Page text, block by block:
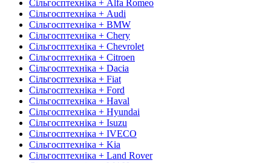
Сільгосптехніка + Alfa Romeo
Сільгосптехніка + Audi
Сільгосптехніка + BMW
Сільгосптехніка + Chery
Сільгосптехніка + Chevrolet
Сільгосптехніка + Citroen
Сільгосптехніка + Dacia
Сільгосптехніка + Fiat
Сільгосптехніка + Ford
Сільгосптехніка + Haval
Сільгосптехніка + Hyundai
Сільгосптехніка + Isuzu
Сільгосптехніка + IVECO
Сільгосптехніка + Kia
Сільгосптехніка + Land Rover